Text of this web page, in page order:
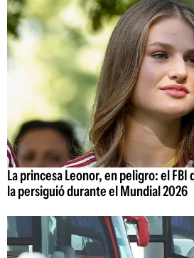
La princesa Leonor, en peligro: el
la persiguió durante el Mundial 2026